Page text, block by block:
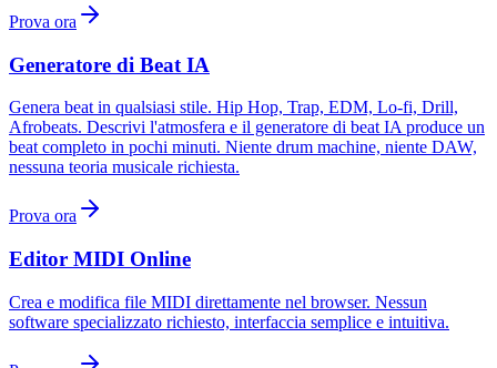
Prova ora
Generatore di Beat IA
Genera beat in qualsiasi stile. Hip Hop, Trap, EDM, Lo-fi, Drill,
Afrobeats. Descrivi l'atmosfera e il generatore di beat IA produce un
beat completo in pochi minuti. Niente drum machine, niente DAW,
nessuna teoria musicale richiesta.
Prova ora
Editor MIDI Online
Crea e modifica file MIDI direttamente nel browser. Nessun
software specializzato richiesto, interfaccia semplice e intuitiva.